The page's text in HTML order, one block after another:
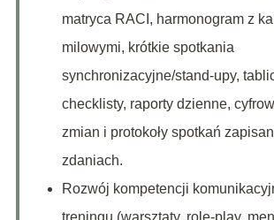
matryca RACI, harmonogram z
milowymi, krótkie spotkania
synchronizacyjne/stand‑upy,
checklisty, raporty dzienne,
zmian i protokoły spotkań
zdaniach.
Rozwój kompetencji